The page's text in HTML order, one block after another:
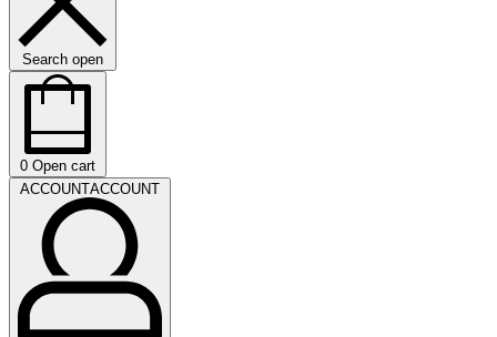
Search open
0 Open cart
ACCOUNTACCOUNT